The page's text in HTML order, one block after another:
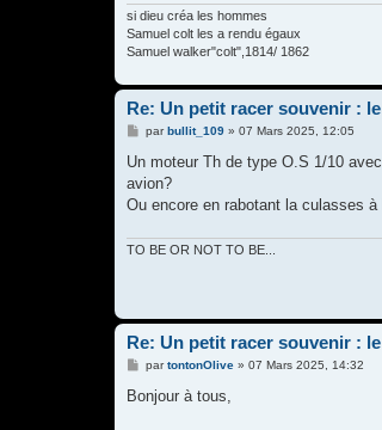
si dieu créa les hommes
Samuel colt les a rendu égaux
Samuel walker"colt",1814/ 1862
Re: Un petit racer souvenir :
M
s
a
g
parbullit_109» 07 Mars 2025, 12:05
Un moteur Th de type O.S 1/10
avion?
Ou encore en rabotant la culasses
TO BE OR NOT TO BE...
Re: Un petit racer souvenir :
M
s
partontonOlive» 07 Mars 2025, 14:32
Bonjour à tous,